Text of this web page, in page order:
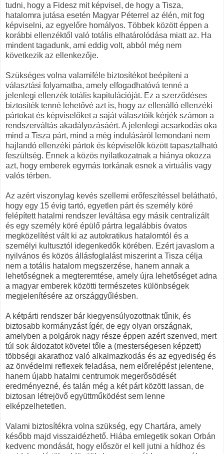
tudni, hogy a Fidesz mit képvisel, de hogy a Tisza,
hatalomra jutása esetén Magyar Péterrel az élén, mit fog
képviselni, az egyelőre homályos. Többek között éppen a
korábbi ellenzéktől való totális elhatárolódása miatt az. Ha
mindent tagadunk, ami eddig volt, abból még nem
következik az ellenkezője.
Szükséges volna valamiféle biztosítékot beépíteni a
választási folyamatba, amely elfogadhatóvá tenné a
jelenlegi ellenzék totális kapitulációját. Ez a szerződéses
biztosíték tenné lehetővé azt is, hogy az ellenálló ellenzéki
pártokat és képviselőket a saját választóik kérjék számon a
rendszerváltás akadályozásáért. A jelenlegi acsarkodás oka
mind a Tisza párt, mind a még indulásáról lemondani nem
hajlandó ellenzéki pártok és képviselők között tapasztalható
feszültség. Ennek a közös nyilatkozatnak a hiánya okozza
azt, hogy emberek egymás torkának esnek a virtuális vagy
valós térben.
Az azért viszonylag kevés szellemi erőfeszítéssel belátható,
hogy egy 15 évig tartó, egyetlen párt és személy köré
felépített hatalmi rendszer leváltása egy másik centralizált
és egy személy köré épülő pártra legalábbis óvatos
megközelítést vált ki az autokratikus hatalomtól és a
személyi kultusztól idegenkedők körében. Ezért javaslom a
nyilvános és közös állásfoglalást miszerint a Tisza célja
nem a totális hatalom megszerzése, hanem annak a
lehetőségnek a megteremtése, amely újra lehetőséget adna
a magyar emberek közötti természetes különbségek
megjelenítésére az országgyűlésben.
A kétpárti rendszer bár kiegyensúlyozottnak tűnik, és
biztosabb kormányzást ígér, de egy olyan országnak,
amelyben a polgárok nagy része éppen azért szenved, mert
túl sok áldozatot követel tőle a (mesterségesen képzett)
többségi akarathoz való alkalmazkodás és az egyediség és
az önvédelmi reflexek feladása, nem előrelépést jelentene,
hanem újabb hatalmi centrumok megerősödését
eredményezné, és talán még a két párt között lassan, de
biztosan létrejövő együttműködést sem lenne
elképzelhetetlen.
Valami biztosítékra volna szükség, egy Chartára, amely
később majd visszaidézhető. Hiába emlegetik sokan Orbán
kedvenc mondását, hogy először el kell jutni a hídhoz és